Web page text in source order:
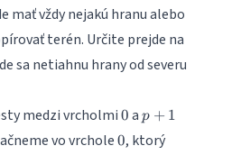
mať vždy nejakú hranu alebo
terén. Určite prejde na
sa netiahnu hrany od severu
medzi vrcholmi 0
0 a p+1
p + 1
vo vrchole 0
0, ktorý